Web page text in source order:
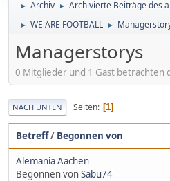
► Archiv ► Archivierte Beiträge des
► WE ARE FOOTBALL ►
Managerstorys
0 Mitglieder und 1 Gast betrachten
NACH UNTEN Seiten 1
Betreff/ Begonnen von
Alemania Aachen
Begonnen vonSabu74